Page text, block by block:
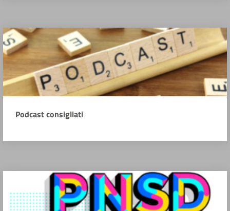
Podcast consigliati